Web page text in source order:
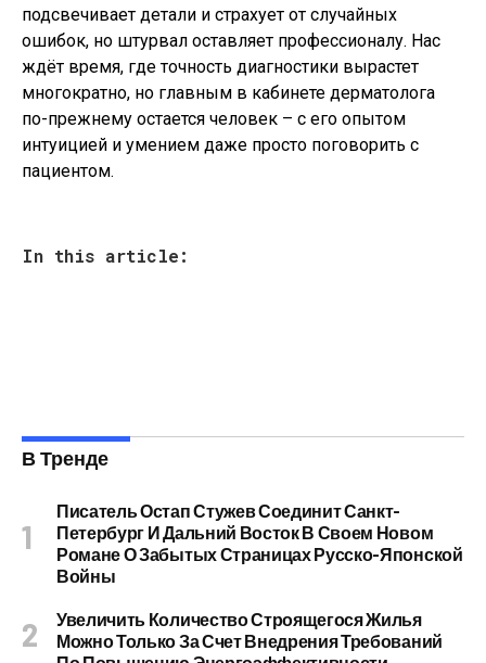
подсвечивает детали и страхует от случайных
ошибок, но штурвал оставляет профессионалу. Нас
ждёт время, где точность диагностики вырастет
многократно, но главным в кабинете дерматолога
по-прежнему остается человек – с его опытом
интуицией и умением даже просто поговорить с
пациентом.
In this article:
В Тренде
Писатель Остап Стужев Соединит Санкт-
Петербург И Дальний Восток В Своем Новом
Романе О Забытых Страницах Русско-Японской
Войны
Увеличить Количество Строящегося Жилья
Можно Только За Счет Внедрения Требований